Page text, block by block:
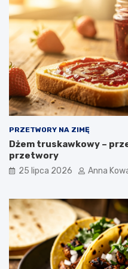
PRZETWORY NA ZIMĘ
Dżem truskawkowy –
przetwory
25 lipca 2026 Anna